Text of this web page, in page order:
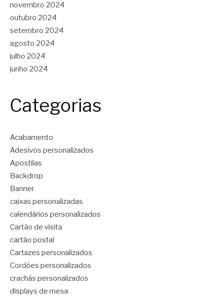
novembro 2024
outubro 2024
setembro 2024
agosto 2024
julho 2024
junho 2024
Categorias
Acabamento
Adesivos personalizados
Apostilas
Backdrop
Banner
caixas personalizadas
calendários personalizados
Cartão de visita
cartão postal
Cartazes personalizados
Cordões personalizados
crachás personalizados
displays de mesa